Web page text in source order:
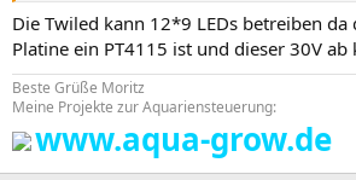
Die Twiled kann 12*9 LEDs betreiben da
Platine ein PT4115 ist und dieser 30V ab
Beste Grüße Moritz
Meine Projekte zur Aquariensteuerung:
www.aqua-grow.de